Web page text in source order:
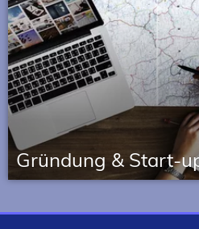
Grün­dung & Start-
Gründer*innen und junge